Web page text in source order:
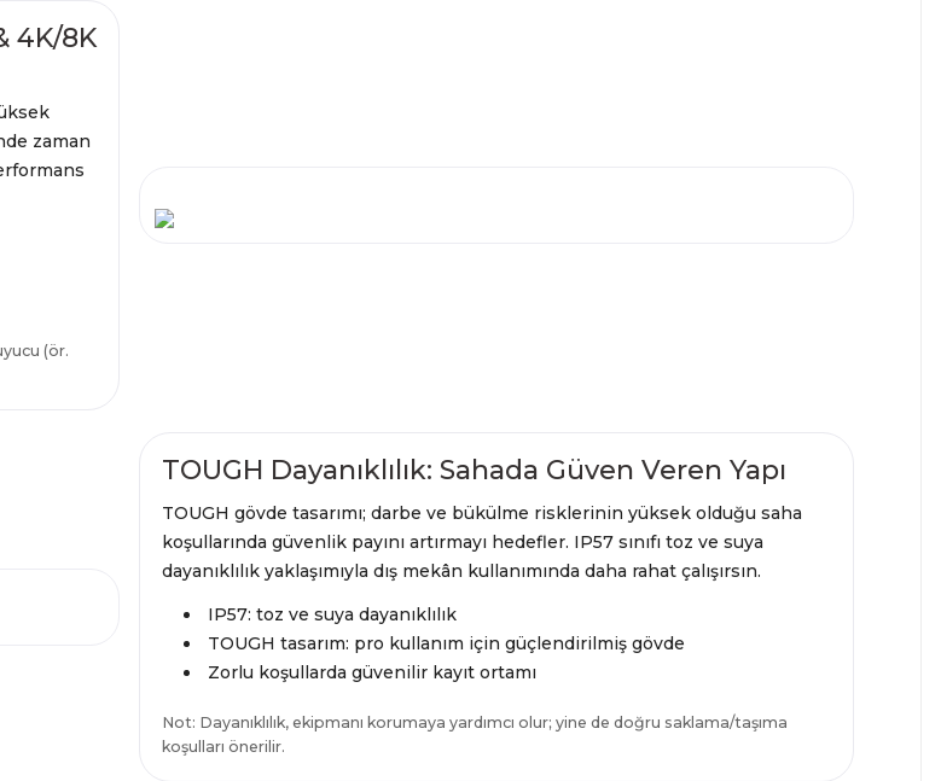
4K/8K
zaman
(ör.
TOUGH Dayanıklılık: Sahada Güven Veren Yapı
TOUGH gövde tasarımı; darbe ve bükülme risklerinin yüksek olduğu saha
koşullarında güvenlik payını artırmayı hedefler. IP57 sınıfı toz ve suya
dayanıklılık yaklaşımıyla dış mekân kullanımında daha rahat çalışırsın.
IP57: toz ve suya dayanıklılık
TOUGH tasarım: pro kullanım için güçlendirilmiş gövde
Zorlu koşullarda güvenilir kayıt ortamı
Not: Dayanıklılık, ekipmanı korumaya yardımcı olur; yine de doğru saklama/taşıma
koşulları önerilir.